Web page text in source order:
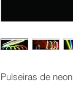
Pulseiras de